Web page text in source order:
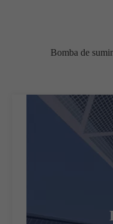
Bomba de